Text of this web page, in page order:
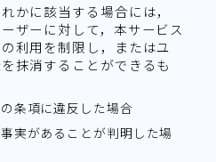
かに該当する場合には，
ザーに対して，本サービス
利用を制限し，またはユ
抹消することができるも
条項に違反した場合
実があることが判明した場